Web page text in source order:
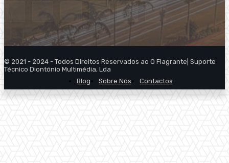
© 2021 - 2024 - Todos Direitos Reservados ao O Flagrante| Suporte
Técnico Diontónio Multimédia, Lda
Blog
Sobre Nós Contactos